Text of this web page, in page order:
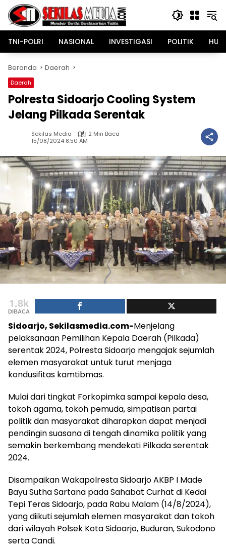
Langsung
konten
TNI-POLRI
NASIONAL INVESTIGASI POLITIK
Beranda Daerah
Daerah
Polresta Sidoarjo Cooling System
Jelang Pilkada Serentak
Sekilas Media
2 Min Baca
15/08/2024 8:50 AM
1.8k
DIBACA
Sidoarjo, Sekilasmedia.com-Menjelang
pelaksanaan Pemilihan Kepala Daerah (Pilkada)
serentak 2024, Polresta Sidoarjo mengajak sejumlah
elemen masyarakat untuk turut menjaga
kondusifitas kamtibmas.
Mulai dari tingkat Forkopimka sampai kepala desa,
tokoh agama, tokoh pemuda, simpatisan partai
politik dan masyarakat diharapkan dapat menjadi
pendingin suasana di tengah dinamika politik yang
semakin berkembang mendekati Pilkada serentak
2024.
Disampaikan Wakapolresta Sidoarjo AKBP I Made
Bayu Sutha Sartana pada Sahabat Curhat di Kedai
Tepi Teras Sidoarjo, pada Rabu Malam (14/8/2024),
yang diikuti sejumlah elemen masyarakat dan tokoh
dari wilayah Polsek Kota Sidoarjo, Buduran, Sukodono
serta Candi.